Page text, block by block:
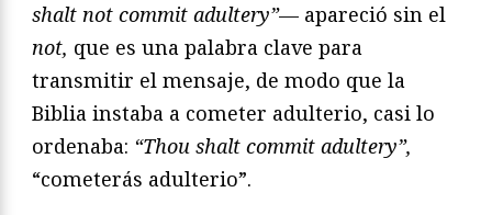
shalt not commit adultery”— apareció sin el
not, que es una palabra clave para
transmitir el mensaje, de modo que la
Biblia instaba a cometer adulterio, casi lo
ordenaba: “Thou shalt commit adultery”,
“cometerás adulterio”.